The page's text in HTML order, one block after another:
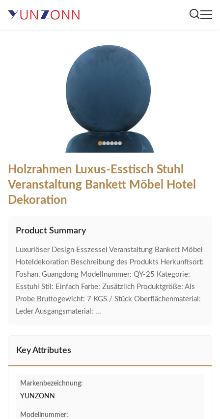
Holzrahmen Luxus-Esstisch Stuhl
Veranstaltung Bankett Möbel Hotel
Dekoration
Product Summary
Luxuriöser Design Esszessel Veranstaltung Bankett Möbel
Hoteldekoration Beschreibung des Produkts Herkunftsort:
Foshan, Guangdong Modellnummer: QY-25 Kategorie:
Esstuhl Stil: Einfach Farbe: Zusätzlich Produktgröße: Als
Probe Bruttogewicht: 7 KGS / Stück Oberflächenmaterial:
Leder Ausgangsmaterial: ...
Key Attributes
Markenbezeichnung:
YUNZONN
Modellnummer: